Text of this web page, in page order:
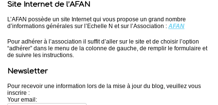
Site Internet de l’AFAN
L’AFAN possède un site Internet qui vous propose un grand nombre
d’informations générales sur l’Echelle N et sur l’Association : AFAN
Pour adhérer à l’association il suffit d’aller sur le site et de choisir l’option
“adhérer” dans le menu de la colonne de gauche, de remplir le formulaire et
de suivre les instructions.
Newsletter
Pour recevoir une information lors de la mise à jour du blog, veuillez vous
inscrire :
Your email: